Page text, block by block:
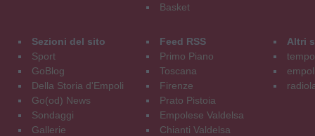
Basket
Sezioni del sito
Sport
GoBlog
Della Storia d'Empoli
Go(od) News
Sondaggi
Gallerie
Feed RSS
Primo Piano
Toscana
Firenze
Prato Pistoia
Empolese Valdelsa
Chianti Valdelsa
Altri